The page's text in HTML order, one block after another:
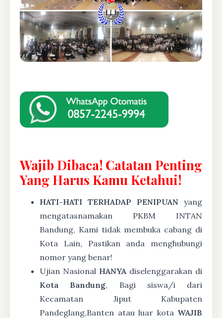
Wajib Dibaca! Catatan Penting
Yang Harus Kamu Ketahui!
HATI-HATI TERHADAP PENIPUAN yang
mengatasnamakan PKBM INTAN
Bandung, Kami tidak membuka cabang di
Kota Lain, Pastikan anda menghubungi
nomor yang benar!
Ujian Nasional HANYA diselenggarakan di
Kota Bandung, Bagi siswa/i dari
Kecamatan Jiput Kabupaten
Pandeglang,Banten atau luar kota WAJIB